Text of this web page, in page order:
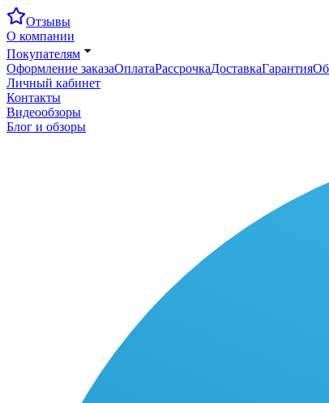
Отзывы
О компании
Покупателям
Оформление заказаОплатаРассрочкаДоставкаГарантия
Личный кабинет
Контакты
Видеообзоры
Блог и обзоры